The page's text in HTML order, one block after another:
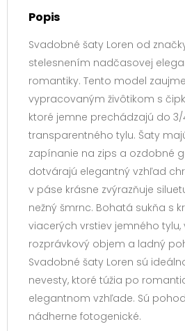
Popis
Svadobné šaty Loren od
stelesnením nadčasovej
romantiky. Tento model
vypracovaným živôtikom s
ktoré jemne prechádzajú do 3/
transparentného tylu. Šaty
zapínanie na zips a ozdobné
dotvárajú elegantný vzhľad
v páse krásne zvýrazňuje
nežný šmrnc. Bohatá sukňa s
viacerých vrstiev jemného
rozprávkový objem a ladný
Svadobné šaty Loren sú
nevesty, ktoré túžia po
elegantnom vzhľade. Sú
nádherne fotogenické.